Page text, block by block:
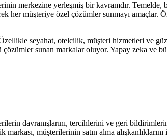
merkezine yerleşmiş bir kavramdır. Temelde,
her müşteriye özel çözümler sunmayı
seyahat, otelcilik, müşteri hizmetleri ve
sunan markalar oluyor. Yapay zeka ve
davranışlarını, tercihlerini ve geri
müşterilerinin satın alma